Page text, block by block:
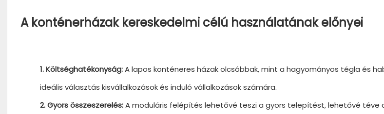
A konténerházak kereskedelmi célú használatának előnyei
1. Költséghatékonyság:A lapos konténeres házak olcsóbbak, mint a hagyományos tégla és
ideális választás kisvállalkozások és induló vállalkozások számára.
2. Gyors összeszerelés:A moduláris felépítés lehetővé teszi a gyors telepítést, lehetővé téve